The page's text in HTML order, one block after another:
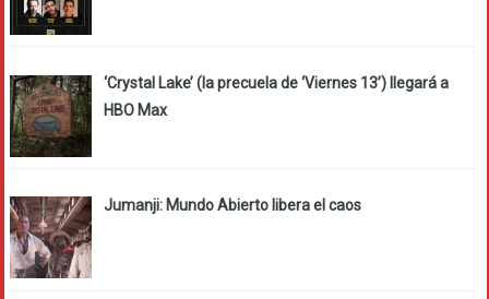
‘Crystal Lake’ (la precuela de ‘Viernes 13’) llegará a
HBO Max
Jumanji: Mundo Abierto libera el caos